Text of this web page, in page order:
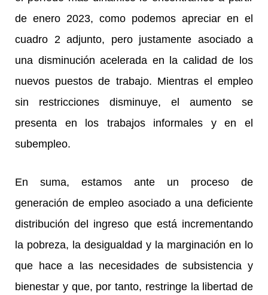
de enero 2023, como podemos apreciar en el
cuadro 2 adjunto, pero justamente asociado a
una disminución acelerada en la calidad de los
nuevos puestos de trabajo. Mientras el empleo
sin restricciones disminuye, el aumento se
presenta en los trabajos informales y en el
subempleo.
En suma, estamos ante un proceso de
generación de empleo asociado a una deficiente
distribución del ingreso que está incrementando
la pobreza, la desigualdad y la marginación en lo
que hace a las necesidades de subsistencia y
bienestar y que, por tanto, restringe la libertad de